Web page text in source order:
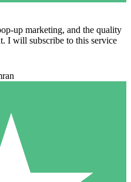
up marketing, and the quality
I will subscribe to this service